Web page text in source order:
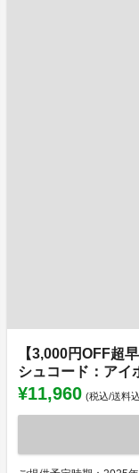
【3,000円OFF超
シュコード：アイ
¥11,960 (税込/送料